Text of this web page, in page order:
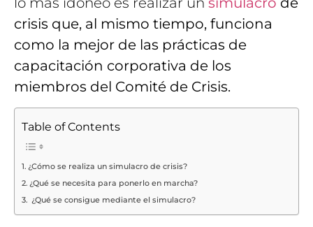
crisis que, al mismo tiempo, funciona
como la mejor de las prácticas de
capacitación corporativa de los
miembros del Comité de Crisis.
Table of Contents
¿Cómo se realiza un simulacro de crisis?
¿Qué se necesita para ponerlo en marcha?
¿Qué se consigue mediante el simulacro?